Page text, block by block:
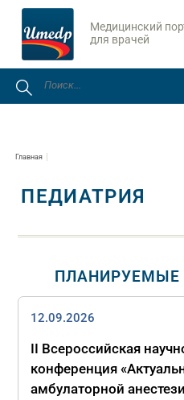
Медицинский
для врачей
Главная
ПЕДИАТРИЯ
ПЛАНИРУЕМЫЕ
12.09.2026
II Всероссийская
конференция
амбулаторной